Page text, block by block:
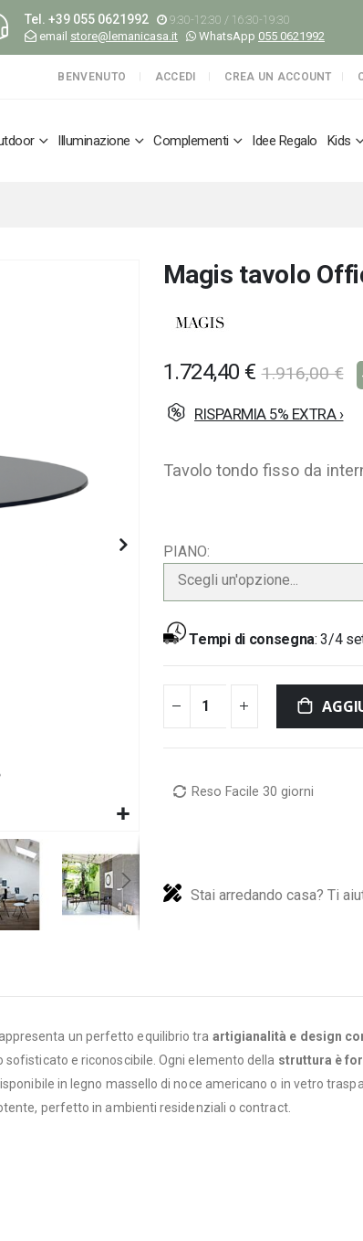
Tel. +39 055 0621992
9:30-12:30 / 16:30-19:30
email store@lemanicasa.it WhatsApp 055 0621992
BENVENUTO ACCEDI CREA UN ACCOUNT
Illuminazione Complementi Idee Regalo Kids
Magis tavolo
1.724,40 € 1.916,00 €
RISPARMIA 5% EXTRA ›
Tavolo tondo fisso da
PIANO
Scegli un'opzione...
Tempi di consegna:3/4
Reso Facile 30 giorni
Stai arredando casa? Ti
un perfetto equilibrio tra artigianalità e design
e riconoscibile. Ogni elemento della struttura è
in legno massello di noce americano o in vetro
perfetto in ambienti residenziali o contract.